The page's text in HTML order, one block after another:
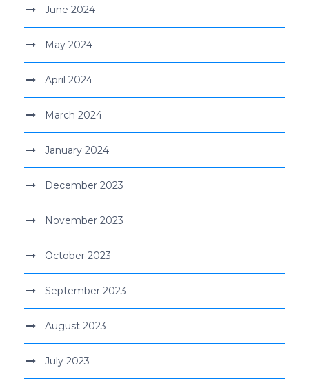
June 2024
May 2024
April 2024
March 2024
January 2024
December 2023
November 2023
October 2023
September 2023
August 2023
July 2023